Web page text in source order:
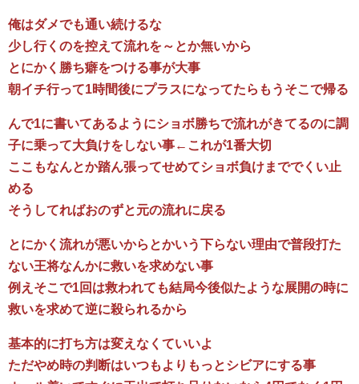
俺はダメでも通い続けるな
少し行くのを控えて流れを～とか無いから
とにかく勝ち癖をつける事が大事
朝イチ行って1時間後にプラスになってたらもうそこで帰る
んで1に書いてあるようにショボ勝ちで流れがきてるのに調
子に乗って大負けをしない事←これが1番大切
ここもなんとか踏ん張ってせめてショボ負けまででくい止
める
そうしてればおのずと元の流れに戻る
とにかく流れが悪いからとかいう下らない理由で普段打た
ない王将なんかに救いを求めない事
例えそこで1回は救われても結局今後似たような展開の時に
救いを求めて逆に殺られるから
基本的に打ち方は変えなくていいよ
ただやめ時の判断はいつもよりもっとシビアにする事